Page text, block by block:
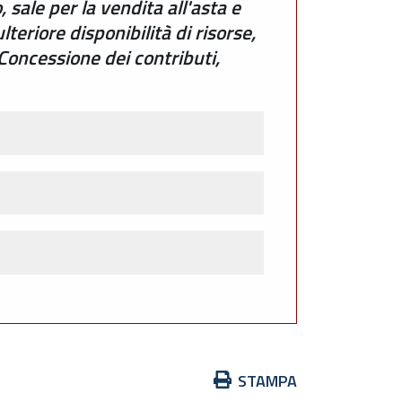
sale per la vendita all'asta e
disponibilità di risorse,
dei contributi,
Azioni STAMPA